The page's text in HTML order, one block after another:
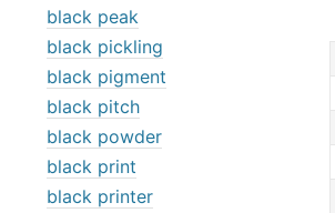
black peak
black pickling
black pigment
black pitch
black powder
black print
black printer